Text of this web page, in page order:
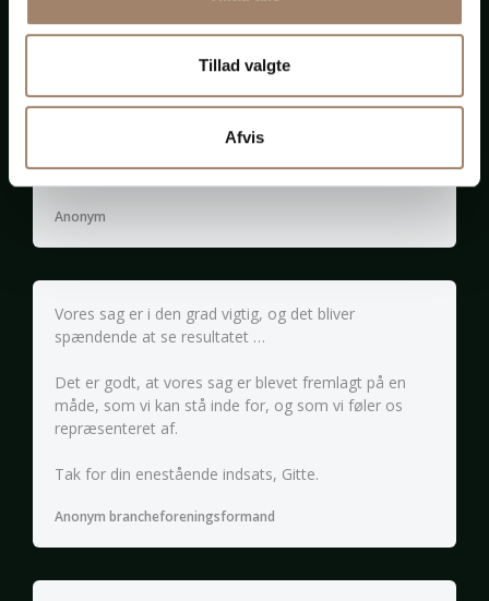
Tillad valgte
Afvis
Erhvervsklient
Du har været den dygtigste advokat, jeg har arbejdet
sammen med. Altid rolig, selv om vi har haft svære
opgaver sammen i årenes løb.
Anonym
Vores sag er i den grad vigtig, og det bliver
spændende at se resultatet …
Det er godt, at vores sag er blevet fremlagt på en
måde, som vi kan stå inde for, og som vi føler os
repræsenteret af.
Tak for din enestående indsats, Gitte.
Anonym brancheforeningsformand